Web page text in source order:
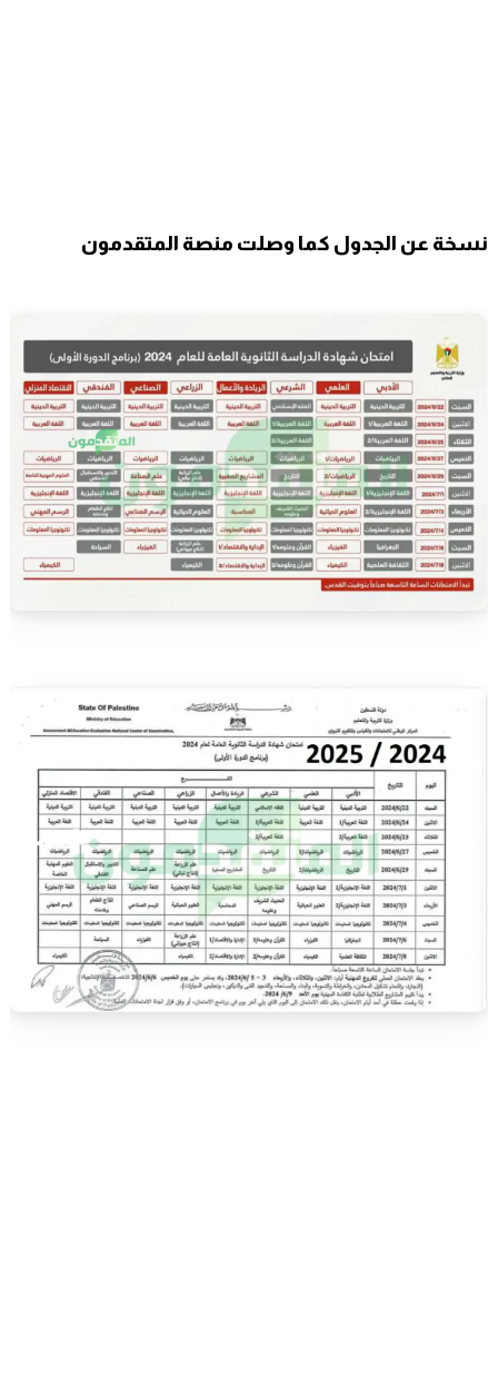
نسخة عن الجدول كما وصلت منصة المتقدمون